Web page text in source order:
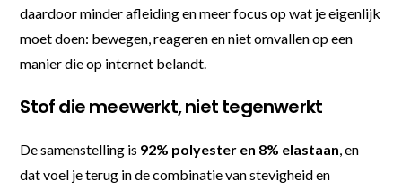
daardoor minder afleiding en meer focus op wat je eigenlijk
moet doen: bewegen, reageren en niet omvallen op een
manier die op internet belandt.
Stof die meewerkt, niet tegenwerkt
De samenstelling is 92% polyester en 8% elastaan, en
dat voel je terug in de combinatie van stevigheid en